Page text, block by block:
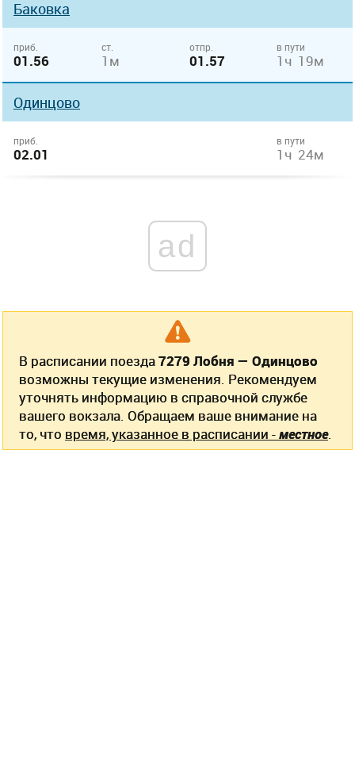
Баковка
приб.
01.56
ст.
1м
отпр.
01.57
в пути
1ч 19м
Одинцово
приб.
02.01
в пути
1ч 24м
ad
В расписании поезда7279 Лобня — Одинцово
возможны текущие изменения. Рекомендуем
уточнять информацию в справочной службе
вашего вокзала. Обращаем ваше внимание на
то, что время, указанное в расписании -местное.